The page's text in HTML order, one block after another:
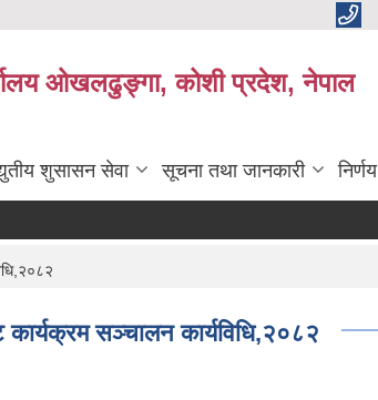
ओखलढुङ्गा, कोशी प्रदेश, नेपाल
शुसासन सेवा सूचना तथा जानकारी निर्णय
सञ्चालन कार्यविधि,२०८२